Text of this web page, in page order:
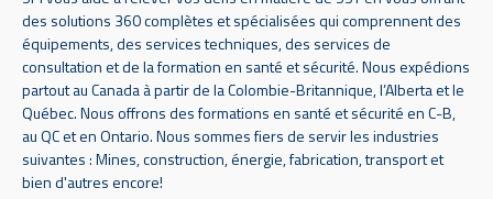
des solutions 360 complètes et spécialisées qui comprennent des
équipements, des services techniques, des services de
consultation et de la formation en santé et sécurité. Nous expédions
partout au Canada à partir de la Colombie-Britannique, l’Alberta et le
Québec. Nous offrons des formations en santé et sécurité en C-B,
au QC et en Ontario. Nous sommes fiers de servir les industries
suivantes : Mines, construction, énergie, fabrication, transport et
bien d'autres encore!